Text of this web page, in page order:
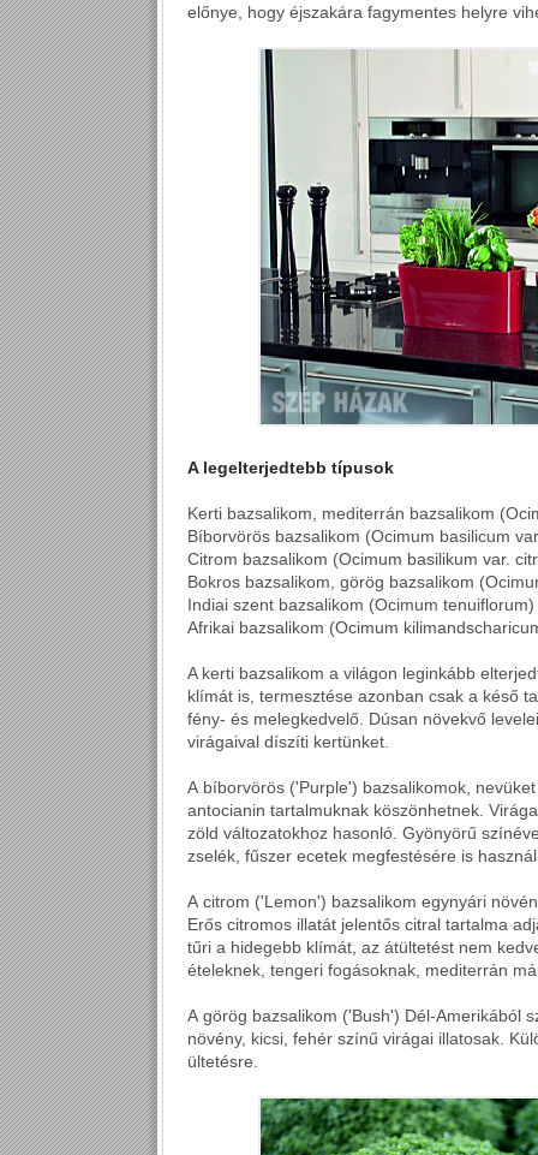
előnye, hogy éjszakára fagymentes helyre
A legelterjedtebb típusok
Kerti bazsalikom, mediterrán bazsalikom
Bíborvörös bazsalikom (Ocimum basilicum
Citrom bazsalikom (Ocimum basilikum var.
Bokros bazsalikom, görög bazsalikom
Indiai szent bazsalikom (Ocimum tenuiflorum)
Afrikai bazsalikom (Ocimum
A kerti bazsalikom a világon leginkább
klímát is, termesztése azonban csak a késő
fény- és melegkedvelő. Dúsan növekvő
virágaival díszíti kertünket.
A bíborvörös ('Purple') bazsalikomok,
antocianin tartalmuknak köszönhetnek.
zöld változatokhoz hasonló. Gyönyörű
zselék, fűszer ecetek megfestésére is
A citrom ('Lemon') bazsalikom egynyári
Erős citromos illatát jelentős citral tartalma
tűri a hidegebb klímát, az átültetést nem
ételeknek, tengeri fogásoknak, mediterrán
A görög bazsalikom ('Bush') Dél-Amerikából
növény, kicsi, fehér színű virágai illatosak.
ültetésre.